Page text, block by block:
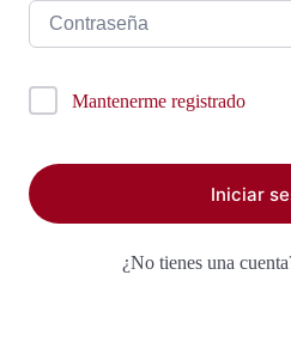
Mantenerme registrado
Iniciar
¿No tienes una